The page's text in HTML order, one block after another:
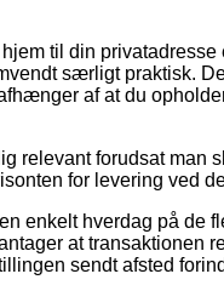
til din privatadresse
særligt praktisk.
af at du
relevant forudsat man
for levering ved
enkelt hverdag på de
at transaktionen
sendt afsted